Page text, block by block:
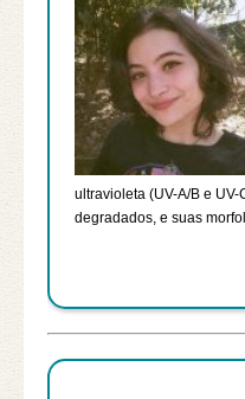
ultravioleta (UV-A/B e
degradados, e suas